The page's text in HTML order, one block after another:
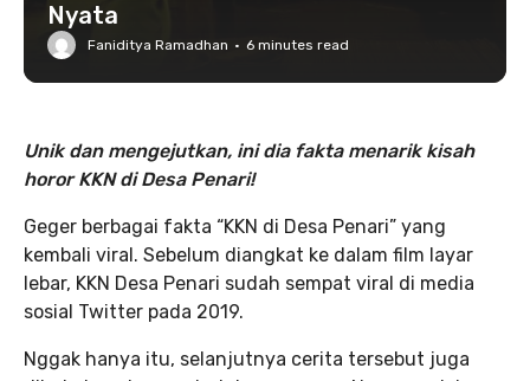
Nyata
Faniditya Ramadhan · 6 minutes read
Unik dan mengejutkan, ini dia fakta menarik kisah
horor KKN di Desa Penari!
Geger berbagai fakta “KKN di Desa Penari” yang
kembali viral. Sebelum diangkat ke dalam film layar
lebar, KKN Desa Penari sudah sempat viral di media
sosial Twitter pada 2019.
Nggak hanya itu, selanjutnya cerita tersebut juga